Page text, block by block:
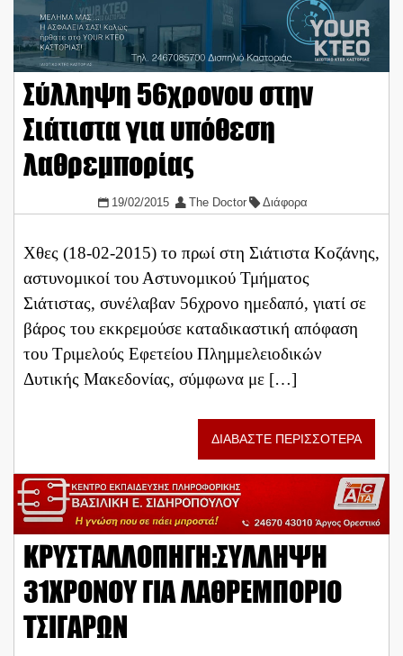
Σύλληψη 56χρονου στην
Σιάτιστα για υπόθεση
λαθρεμπορίας
19/02/2015 The Doctor Διάφορα
Χθες (18-02-2015) το πρωί στη Σιάτιστα Κοζάνης,
αστυνομικοί του Αστυνομικού Τμήματος
Σιάτιστας, συνέλαβαν 56χρονο ημεδαπό, γιατί σε
βάρος του εκκρεμούσε καταδικαστική απόφαση
του Τριμελούς Εφετείου Πλημμελειοδικών
Δυτικής Μακεδονίας, σύμφωνα με […]
ΔΙΑΒΑΣΤΕ ΠΕΡΙΣΣΟΤΕΡΑ
ΚΡΥΣΤΑΛΛΟΠΗΓΗ:ΣΥΛΛΗΨΗ
31ΧΡΟΝΟΥ ΓΙΑ ΛΑΘΡΕΜΠΟΡΙΟ
ΤΣΙΓΑΡΩΝ